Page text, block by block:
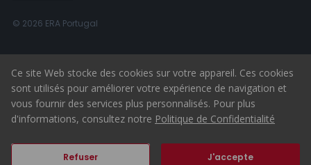
© 2026 ERA Portugal
Ce site Web stocke des cookies sur votre appareil. Ces cookies
sont utilisés pour améliorer votre expérience de navigation et
vous fournir des services plus personnalisés. Pour plus
d'informations, consultez notre Politique de Confidentialité
Refuser J'accepte